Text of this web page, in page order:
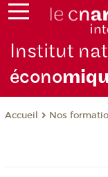
Institut
écono
Accueil Nos